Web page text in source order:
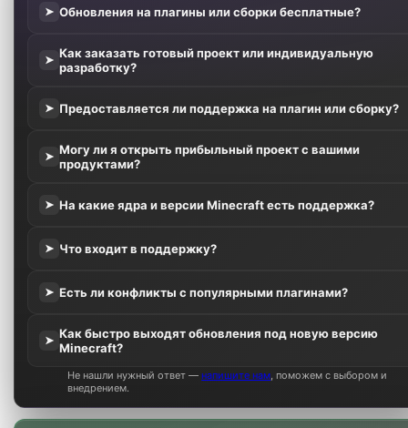
➤ Обновления на плагины или сборки бесплатные?
➤ Как заказать готовый проект или индивидуальную
разработку?
➤ Предоставляется ли поддержка на плагин или сборку?
➤ Могу ли я открыть прибыльный проект с вашими
продуктами?
➤ На какие ядра и версии Minecraft есть поддержка?
➤ Что входит в поддержку?
➤ Есть ли конфликты с популярными плагинами?
➤ Как быстро выходят обновления под новую версию
Minecraft?
Не нашли нужный ответ —напишите нам , поможем с выбором и
внедрением.